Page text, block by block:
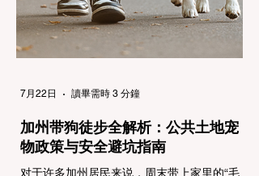
（Light Trucks）只要配备了雪地轮胎（Snow
Tires），即可免装防滑链
加州带狗徒步全解析：公共土地宠
物政策与安全避坑指南
对于许多加州居民来说，周末带上家里的“毛
7月22日 讀畢需時 3 分鐘